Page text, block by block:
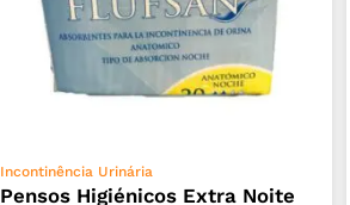
ADICIONAR
Incontinência Urinária
Pensos Higiénicos Extra Noite